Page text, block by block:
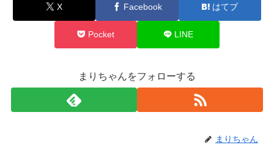
X Facebook はてブ
Pocket LINE
まりちゃんをフォローする
まりちゃん